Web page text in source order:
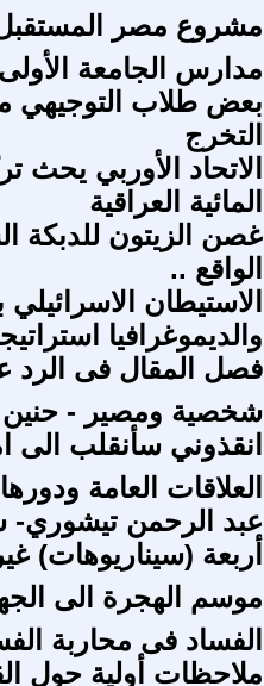
مشروع مصر
مدارس الجامعة
بعض طلاب التوجيهي
التخرج
الاتحاد الأوربي يحث
المائية العراقية
غصن الزيتون للدبكة
الواقع ..
الاستيطان الاسرائيلي
والديموغرافيا
فصل المقال فى الرد على
شخصية ومصير - حنين
انقذوني سأنقلب الى
العلاقات العامة
عبد الرحمن تيشوري-
أربعة (سيناريوهات)
موسم الهجرة الى
الفساد فى محاربة
ملاحظات أولية حول